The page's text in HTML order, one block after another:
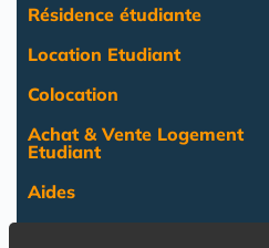
Résidence étudiante
Location Etudiant
Colocation
Achat & Vente Logement
Etudiant
Aides